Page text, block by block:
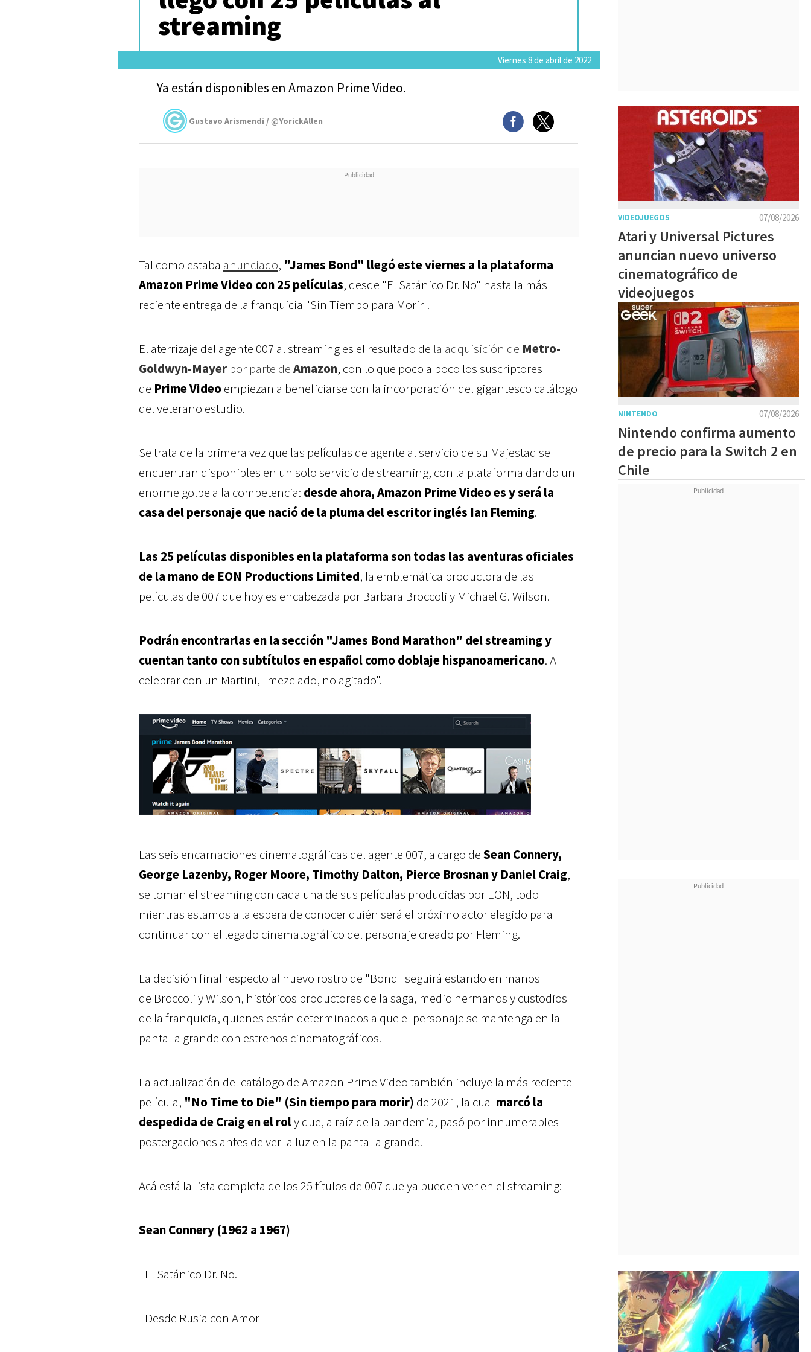
streaming
Viernes 8 de abril de 2022
Ya están disponibles en Amazon Prime Video.
Gustavo Arismendi / @YorickAllen
Tal como estaba anunciado, "James Bond" llegó este viernes a la plataforma
Amazon Prime Video con 25 películas, desde "El Satánico Dr. No" hasta la más
reciente entrega de la franquicia "Sin Tiempo para Morir".
El aterrizaje del agente 007 al streaming es el resultado de la adquisición de Metro-
Goldwyn-Mayer por parte deAmazon, con lo que poco a poco los suscriptores
de Prime Videoempiezan a beneficiarse con la incorporación del gigantesco catálogo
del veterano estudio.
Se trata de la primera vez que las películas de agente al servicio de su Majestad se
encuentran disponibles en un solo servicio de streaming, con la plataforma dando un
enorme golpe a la competencia: desde ahora, Amazon Prime Video es y será la
casa del personaje quenació de la pluma del escritor inglés Ian Fleming.
Las 25 películas disponibles en la plataforma son todas las aventuras oficiales
de la mano de EON Productions Limited, la emblemática productora de las
películas de 007 que hoy es encabezada por Barbara Broccoli y Michael G. Wilson.
Podrán encontrarlas en la sección "James Bond Marathon" del streaming y
cuentan tanto con subtítulos en español como doblaje hispanoamericano.A
celebrar con un Martini, "mezclado, no agitado".
Las seis encarnaciones cinematográficas del agente 007, a cargo deSean Connery,
George Lazenby, Roger Moore, Timothy Dalton, Pierce Brosnan y Daniel Craig,
se toman el streaming con cada una de sus películas producidas por EON, todo
mientras estamos a la espera de conocer quién será el próximo actor elegido para
continuar con el legado cinematográfico del personaje creado por Fleming.
La decisión final respecto al nuevo rostro de "Bond" seguirá estando en manos
de Broccoli y Wilson, históricos productores de la saga, medio hermanos y custodios
de la franquicia, quienes están determinados a que el personaje se mantenga en la
pantalla grande con estrenos cinematográficos.
La actualización del catálogo de Amazon Prime Video también incluye la más reciente
película, "No Time to Die" (Sin tiempo para morir) de 2021, la cual marcó la
despedida deCraig en el roly que, a raíz de la pandemia, pasó por innumerables
postergaciones antes de ver la luz en la pantalla grande.
Acá está la lista completa de los 25 títulos de 007 que ya pueden ver en el streaming:
Sean Connery (1962 a 1967)
- El Satánico Dr. No.
- Desde Rusia con Amor
07/08/2026
VIDEOJUEGOS
Atari y Universal Pictures
anuncian nuevo universo
cinematográfico de
videojuegos
07/08/2026
NINTENDO
Nintendo confirma aumento
de precio para la Switch 2 en
Chile